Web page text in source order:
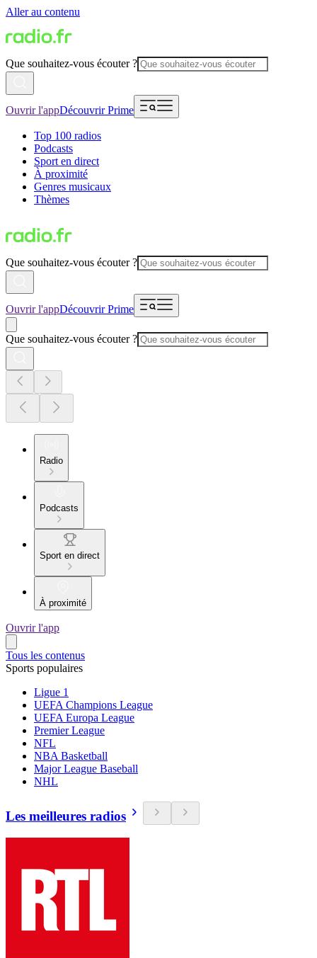
Aller au contenu
Que souhaitez-vous écouter ?
Ouvrir l'appDécouvrir Prime
Top 100 radios
Podcasts
Sport en direct
À proximité
Genres musicaux
Thèmes
Que souhaitez-vous écouter ?
Ouvrir l'appDécouvrir Prime
Que souhaitez-vous écouter ?
Radio
Podcasts
Sport en direct
À proximité
Ouvrir l'app
Tous les contenus
Sports populaires
Ligue 1
UEFA Champions League
UEFA Europa League
Premier League
NFL
NBA Basketball
Major League Baseball
NHL
Les meilleures radios